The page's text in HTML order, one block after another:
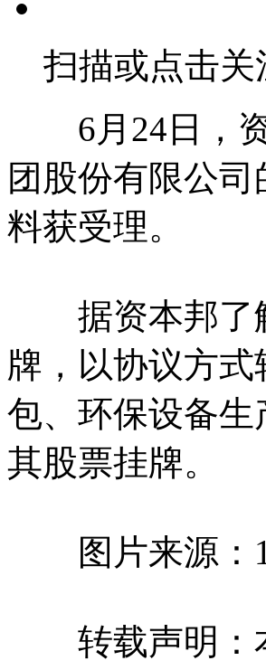
扫描或点击
6月24日，资
团股份有限公
料获受理。
据资本邦了解
牌，以协议方
包、环保设备生
其股票挂牌。
图片来源：
转载声明：本